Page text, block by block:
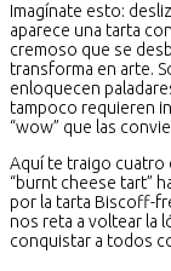
Imagínate esto:
aparece una tarta
cremoso que se
transforma en arte.
enloquecen
tampoco requieren
“wow” que las
Aquí te traigo cuatro
“burnt cheese tart”
por la tarta Biscoff-
nos reta a voltear la
conquistar a todos